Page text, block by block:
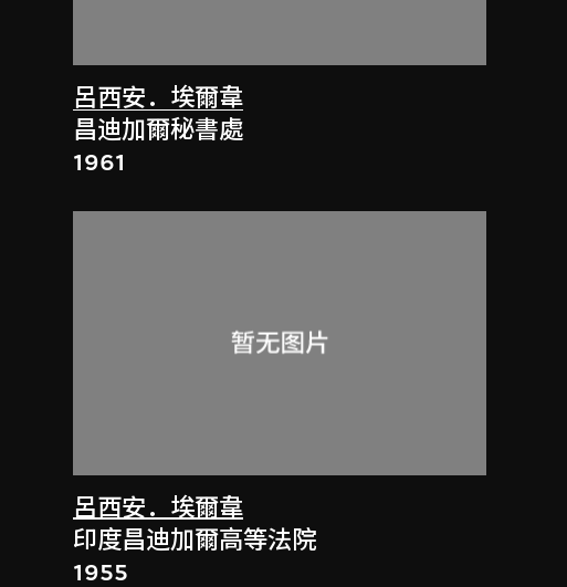
呂西安．埃爾韋
昌迪加爾秘書處
1961
呂西安．埃爾韋
印度昌迪加爾高等法院
1955